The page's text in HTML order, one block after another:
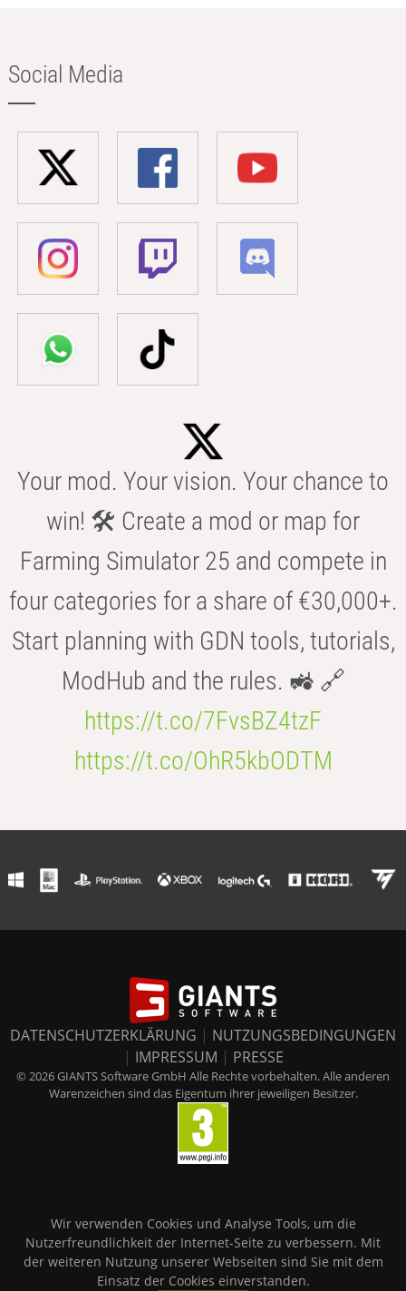
Social Media
Your mod. Your vision. Your chance to
win! 🛠️ Create a mod or map for
Farming Simulator 25 and compete in
four categories for a share of €30,000+.
Start planning with GDN tools, tutorials,
ModHub and the rules. 🚜 🔗
https://t.co/7FvsBZ4tzF
https://t.co/OhR5kbODTM
DATENSCHUTZERKLÄRUNG | NUTZUNGSBEDINGUNGEN
| IMPRESSUM | PRESSE
© 2026 GIANTS Software GmbH Alle Rechte vorbehalten. Alle anderen
Warenzeichen sind das Eigentum ihrer jeweiligen Besitzer.
Wir verwenden Cookies und Analyse Tools, um die
Nutzerfreundlichkeit der Internet-Seite zu verbessern. Mit
der weiteren Nutzung unserer Webseiten sind Sie mit dem
Einsatz der Cookies einverstanden.